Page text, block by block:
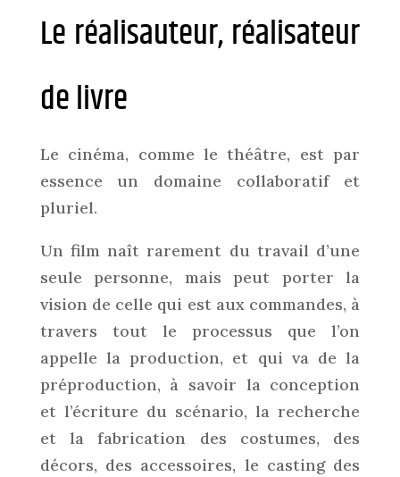
Le réalisauteur, réalisateur
de livre
Le cinéma, comme le théâtre, est par
essence un domaine collaboratif et
pluriel.
Un film naît rarement du travail d’une
seule personne, mais peut porter la
vision de celle qui est aux commandes, à
travers tout le processus que l’on
appelle la production, et qui va de la
préproduction, à savoir la conception
et l’écriture du scénario, la recherche
et la fabrication des costumes, des
décors, des accessoires, le casting des